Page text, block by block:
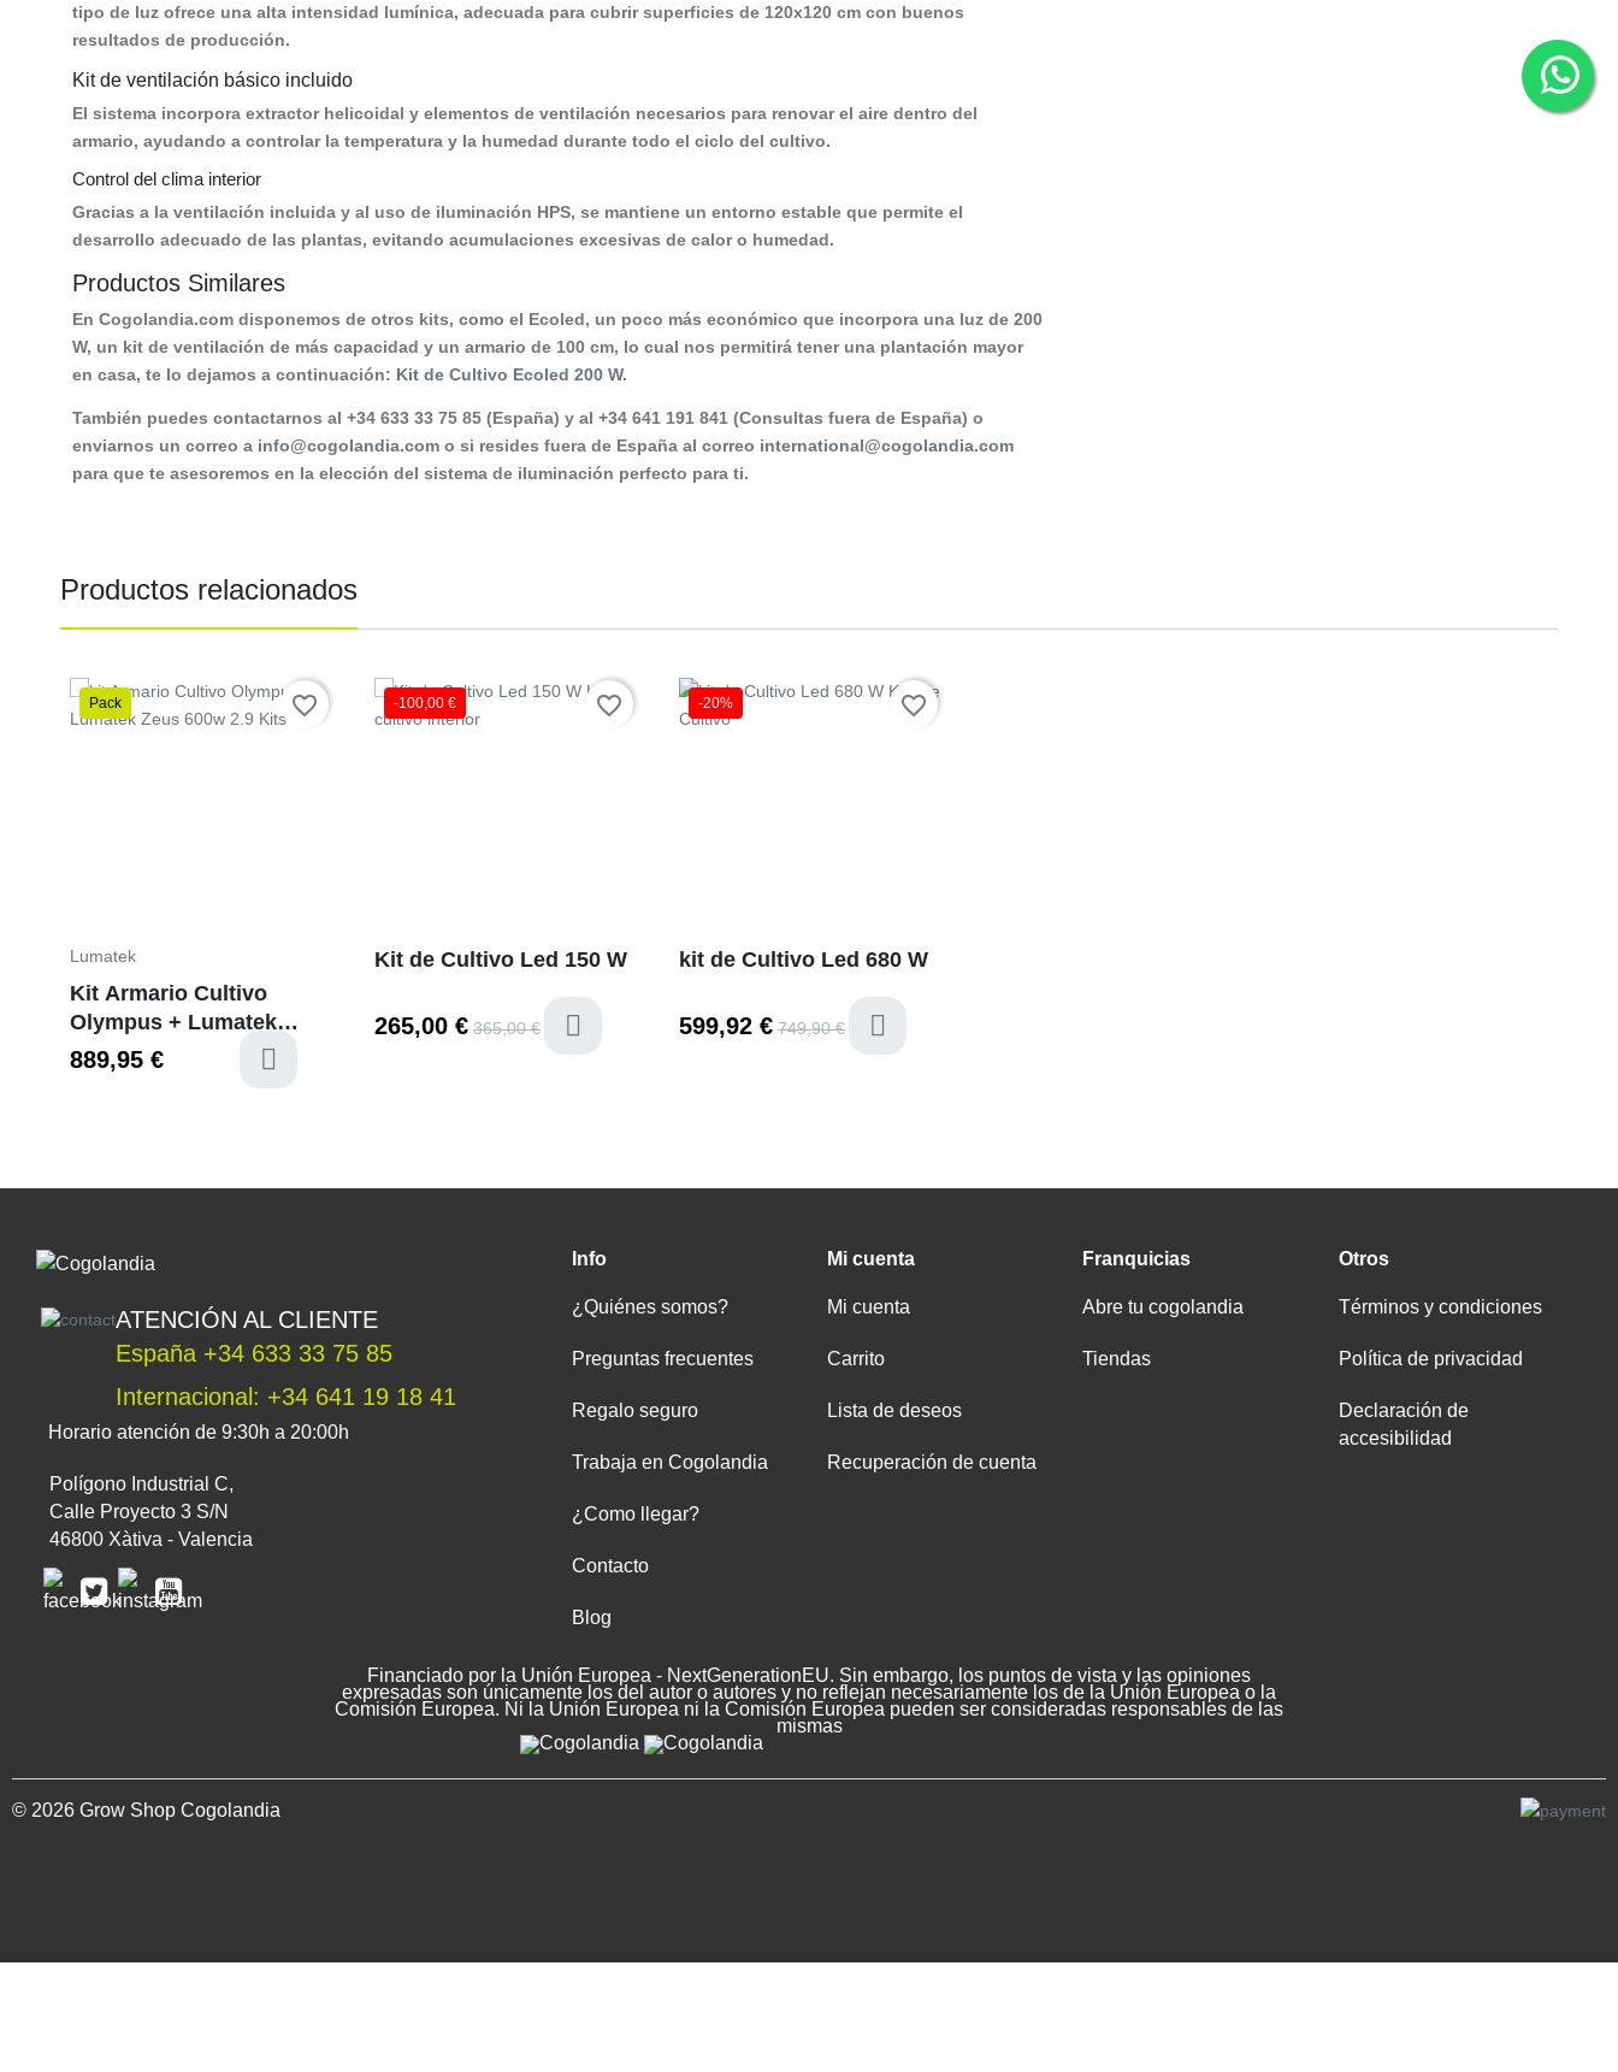
tipo de luz ofrece una alta intensidad lumínica, adecuada para cubrir superficies de 120x120 cm con buenos
resultados de producción.
Kit de ventilación básico incluido
El sistema incorpora extractor helicoidal y elementos de ventilación necesarios para renovar el aire dentro del
armario, ayudando a controlar la temperatura y la humedad durante todo el ciclo del cultivo.
Control del clima interior
Gracias a la ventilación incluida y al uso de iluminación HPS, se mantiene un entorno estable que permite el
desarrollo adecuado de las plantas, evitando acumulaciones excesivas de calor o humedad.
Productos Similares
En Cogolandia.com disponemos de otros kits, como el Ecoled, un poco más económico que incorpora una luz de 200
W, un kit de ventilación de más capacidad y un armario de 100 cm, lo cual nos permitirá tener una plantación mayor
en casa, te lo dejamos a continuación: Kit de Cultivo Ecoled 200 W.
También puedes contactarnos al +34 633 33 75 85 (España) y al +34 641 191 841 (Consultas fuera de España) o
enviarnos un correo a info@cogolandia.com o si resides fuera de España al correo international@cogolandia.com
para que te asesoremos en la elección del sistema de iluminación perfecto para ti.
Productos relacionados
Pack
Lumatek
Kit Armario Cultivo
Olympus + Lumatek
889,95 €
favorite_border -100,00 €
Kit de Cultivo Led 150 W
265,00 € 365,00 € available
favorite_border -20%
kit de Cultivo Led 680 W
599,92 € 749,90 €
favorite_border
ATENCIÓN AL CLIENTE
España +34 633 33 75 85
Internacional: +34 641 19 18 41
Horario atención de 9:30h a 20:00h
Polígono Industrial C,
Calle Proyecto 3 S/N
46800 Xàtiva - Valencia
Info
¿Quiénes somos?
Preguntas frecuentes
Regalo seguro
Trabaja en Cogolandia
¿Como llegar?
Contacto
Blog
Mi cuenta
Mi cuenta
Carrito
Lista de deseos
Recuperación de cuenta
Franquicias
Abre tu cogolandia
Tiendas
Otros
Términos y condiciones
Política de privacidad
Declaración de
accesibilidad
Financiado por la Unión Europea - NextGenerationEU. Sin embargo, los puntos de vista y las opiniones
expresadas son únicamente los del autor o autores y no reflejan necesariamente los de la Unión Europea o la
Comisión Europea. Ni la Unión Europea ni la Comisión Europea pueden ser consideradas responsables de las
mismas
© 2026 Grow Shop Cogolandia